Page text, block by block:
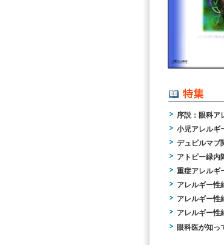
序説：眼科ア
小児アレルギ
デュピルマブ
アトピー緑内
重症アレルギ
アレルギー性
アレルギー性
アレルギー性
眼科医が知っ